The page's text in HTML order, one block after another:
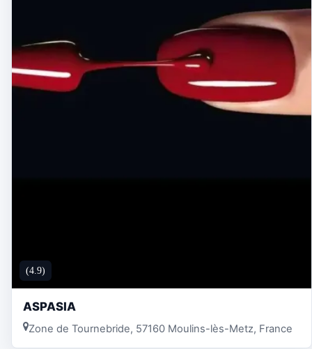
(4.9)
ASPASIA
Zone de Tournebride, 57160 Moulins-lès-Metz, France